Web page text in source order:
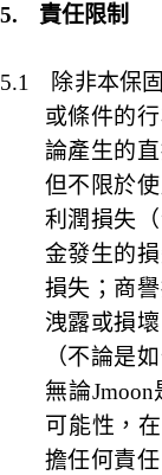
5. 責任限制
5.1
除非本保
或條件的
論產生的
但不限於
利潤損失
金發生的
損失；商
洩露或損
（不論是
無論Jmoon
可能性，
擔任何責